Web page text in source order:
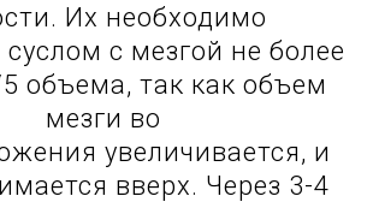
Их необходимо
с мезгой не более
объема, так как объем
мезги во
увеличивается, и
вверх. Через 3-4